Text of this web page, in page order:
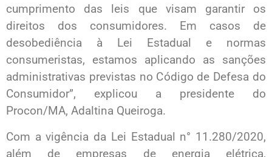
cumprimento das leis que visam garantir os
direitos dos consumidores. Em casos de
desobediência à Lei Estadual e normas
consumeristas, estamos aplicando as sanções
administrativas previstas no Código de Defesa do
Consumidor”, explicou a presidente do
Procon/MA, Adaltina Queiroga.
Com a vigência da Lei Estadual n° 11.280/2020,
além de empresas de energia elétrica,